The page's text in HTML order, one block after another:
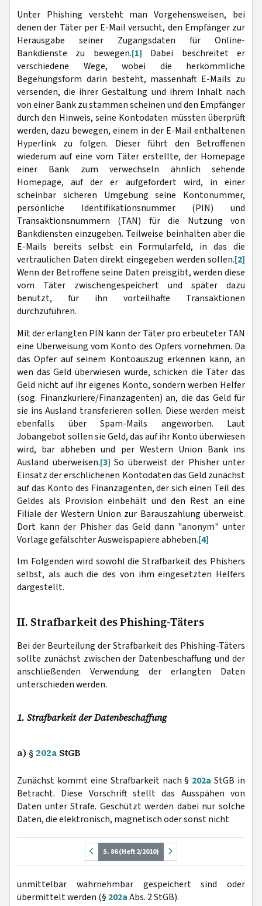
Unter Phishing versteht man Vorgehensweisen, bei
denen der Täter per E-Mail versucht, den Empfänger zur
Herausgabe seiner Zugangsdaten für Online-
Bankdienste zu bewegen.[1] Dabei beschreitet er
verschiedene Wege, wobei die herkömmliche
Begehungsform darin besteht, massenhaft E-Mails zu
versenden, die ihrer Gestaltung und ihrem Inhalt nach
von einer Bank zu stammen scheinen und den Empfänger
durch den Hinweis, seine Kontodaten müssten überprüft
werden, dazu bewegen, einem in der E-Mail enthaltenen
Hyperlink zu folgen. Dieser führt den Betroffenen
wiederum auf eine vom Täter erstellte, der Homepage
einer Bank zum verwechseln ähnlich sehende
Homepage, auf der er aufgefordert wird, in einer
scheinbar sicheren Umgebung seine Kontonummer,
persönliche Identifikationsnummer (PIN) und
Transaktionsnummern (TAN) für die Nutzung von
Bankdiensten einzugeben. Teilweise beinhalten aber die
E-Mails bereits selbst ein Formularfeld, in das die
vertraulichen Daten direkt eingegeben werden sollen.[2]
Wenn der Betroffene seine Daten preisgibt, werden diese
vom Täter zwischengespeichert und später dazu
benutzt, für ihn vorteilhafte Transaktionen
durchzuführen.
Mit der erlangten PIN kann der Täter pro erbeuteter TAN
eine Überweisung vom Konto des Opfers vornehmen. Da
das Opfer auf seinem Kontoauszug erkennen kann, an
wen das Geld überwiesen wurde, schicken die Täter das
Geld nicht auf ihr eigenes Konto, sondern werben Helfer
(sog. Finanzkuriere/Finanzagenten) an, die das Geld für
sie ins Ausland transferieren sollen. Diese werden meist
ebenfalls über Spam-Mails angeworben. Laut
Jobangebot sollen sie Geld, das auf ihr Konto überwiesen
wird, bar abheben und per Western Union Bank ins
Ausland überweisen.[3] So überweist der Phisher unter
Einsatz der erschlichenen Kontodaten das Geld zunächst
auf das Konto des Finanzagenten, der sich einen Teil des
Geldes als Provision einbehält und den Rest an eine
Filiale der Western Union zur Barauszahlung überweist.
Dort kann der Phisher das Geld dann "anonym" unter
Vorlage gefälschter Ausweispapiere abheben.[4]
Im Folgenden wird sowohl die Strafbarkeit des Phishers
selbst, als auch die des von ihm eingesetzten Helfers
dargestellt.
II. Strafbarkeit des Phishing-Täters
Bei der Beurteilung der Strafbarkeit des Phishing-Täters
sollte zunächst zwischen der Datenbeschaffung und der
anschließenden Verwendung der erlangten Daten
unterschieden werden.
1. Strafbarkeit der Datenbeschaffung
a) § 202a StGB
Zunächst kommt eine Strafbarkeit nach § 202a StGB in
Betracht. Diese Vorschrift stellt das Ausspähen von
Daten unter Strafe. Geschützt werden dabei nur solche
Daten, die elektronisch, magnetisch oder sonst nicht
S. 86 (Heft 2/2010)
unmittelbar wahrnehmbar gespeichert sind oder
übermittelt werden (§ 202aAbs. 2 StGB).